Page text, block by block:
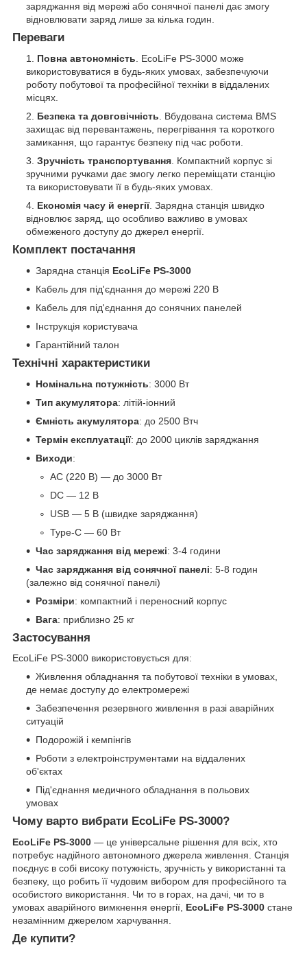
заряджання від мережі або сонячної панелі дає змогу
відновлювати заряд лише за кілька годин.
Переваги
Повна автономність . EcoLiFe PS-3000 може
використовуватися в будь-яких умовах, забезпечуючи
роботу побутової та професійної техніки в віддалених
місцях.
Безпека та довговічність . Вбудована система BMS
захищає від перевантажень, перегрівання та короткого
замикання, що гарантує безпеку під час роботи.
Зручність транспортування . Компактний корпус зі
зручними ручками дає змогу легко переміщати станцію
та використовувати її в будь-яких умовах.
Економія часу й енергії. Зарядна станція швидко
відновлює заряд, що особливо важливо в умовах
обмеженого доступу до джерел енергії.
Комплект постачання
Зарядна станція EcoLiFe PS-3000
Кабель для під'єднання до мережі 220 В
Кабель для під'єднання до сонячних панелей
Інструкція користувача
Гарантійний талон
Технічні характеристики
Номінальна потужність: 3000 Вт
Тип акумулятора: літій-іонний
Ємність акумулятора: до 2500 Втч
Термін експлуатації: до 2000 циклів заряджання
Виходи:
AC (220 В) — до 3000 Вт
DC — 12 В
USB — 5 В (швидке заряджання)
Type-C — 60 Вт
Час заряджання від мережі: 3-4 години
Час заряджання від сонячної панелі: 5-8 годин
(залежно від сонячної панелі)
Розміри: компактний і переносний корпус
Вага: приблизно 25 кг
Застосування
EcoLiFe PS-3000 використовується для:
Живлення обладнання та побутової техніки в умовах,
де немає доступу до електромережі
Забезпечення резервного живлення в разі аварійних
ситуацій
Подорожій і кемпінгів
Роботи з електроінструментами на віддалених
об'єктах
Під'єднання медичного обладнання в польових
умовах
Чому варто вибрати EcoLiFe PS-3000?
EcoLiFe PS-3000 — це універсальне рішення для всіх, хто
потребує надійного автономного джерела живлення. Станція
поєднує в собі високу потужність, зручність у використанні та
безпеку, що робить її чудовим вибором для професійного та
особистого використання. Чи то в горах, на дачі, чи то в
умовах аварійного вимкнення енергії, EcoLiFe PS-3000 стане
незамінним джерелом харчування.
Де купити?